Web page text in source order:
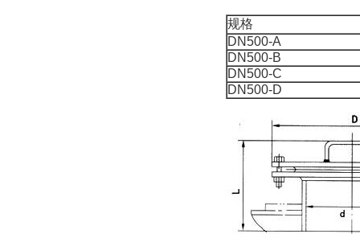
规格
DN500-A
DN500-B
DN500-C
DN500-D